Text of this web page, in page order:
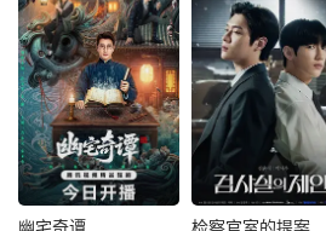
幽宅奇谭 检察官室的提案